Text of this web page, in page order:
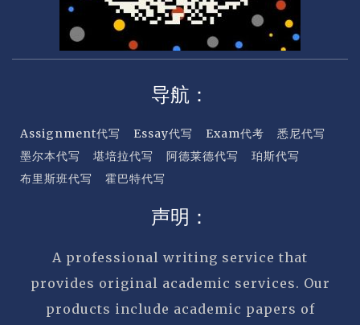
导航：
Assignment代写 Essay代写 Exam代考
悉尼代写
墨尔本代写
堪培拉代写 阿德莱德代写
珀斯代写
布里斯班代写
霍巴特代写
声明：
A professional writing service that
provides original academic services. Our
products include academic papers of